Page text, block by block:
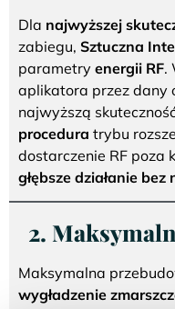
Dla najwyższej
zabiegu, Sztuczna
parametry energii RF.
aplikatora przez dany
najwyższą
procedura trybu
dostarczenie RF poza
głębsze działanie bez
2.
Maksymalna
wygładzenie